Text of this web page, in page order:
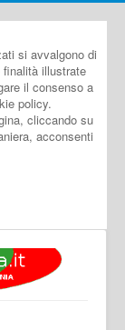
si avvalgono di
illustrate
il consenso a
policy.
cliccando su
acconsenti